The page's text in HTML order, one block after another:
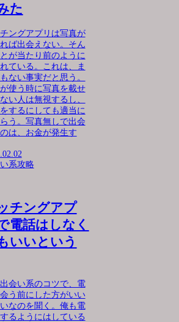
た
ングアプリは写真が
ば出会えない。そん
が当たり前のように
ている。これは、ま
ない事実だと思う。
使う時に写真を載せ
い人は無視するし、
するにしても適当に
う。写真無しで出会
は、お金が発生す
系攻略
チングアプ
電話はしなく
いいという
会い系のコツで、電
う前にした方がいい
なのを聞く。俺も電
るようにはしている